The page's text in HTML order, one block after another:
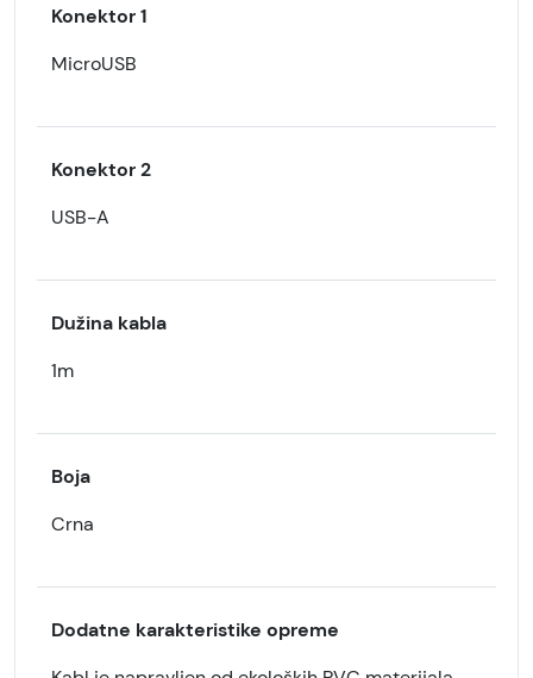
Konektor 1
MicroUSB
Konektor 2
USB-A
Dužina kabla
1m
Boja
Crna
Dodatne karakteristike opreme